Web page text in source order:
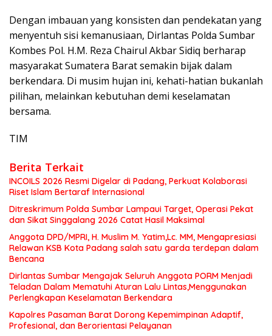
Dengan imbauan yang konsisten dan pendekatan yang
menyentuh sisi kemanusiaan, Dirlantas Polda Sumbar
Kombes Pol. H.M. Reza Chairul Akbar Sidiq berharap
masyarakat Sumatera Barat semakin bijak dalam
berkendara. Di musim hujan ini, kehati-hatian bukanlah
pilihan, melainkan kebutuhan demi keselamatan
bersama.
TIM
Berita Terkait
INCOILS 2026 Resmi Digelar di Padang, Perkuat Kolaborasi
Riset Islam Bertaraf Internasional
Ditreskrimum Polda Sumbar Lampaui Target, Operasi Pekat
dan Sikat Singgalang 2026 Catat Hasil Maksimal
Anggota DPD/MPRI, H. Muslim M. Yatim,Lc. MM, Mengapresiasi
Relawan KSB Kota Padang salah satu garda terdepan dalam
Bencana
Dirlantas Sumbar Mengajak Seluruh Anggota PORM Menjadi
Teladan Dalam Mematuhi Aturan Lalu Lintas,Menggunakan
Perlengkapan Keselamatan Berkendara
Kapolres Pasaman Barat Dorong Kepemimpinan Adaptif,
Profesional, dan Berorientasi Pelayanan